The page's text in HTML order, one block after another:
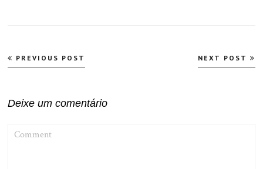
Navegação
de
PREVIOUS POST NEXT POST
Deixe um comentário